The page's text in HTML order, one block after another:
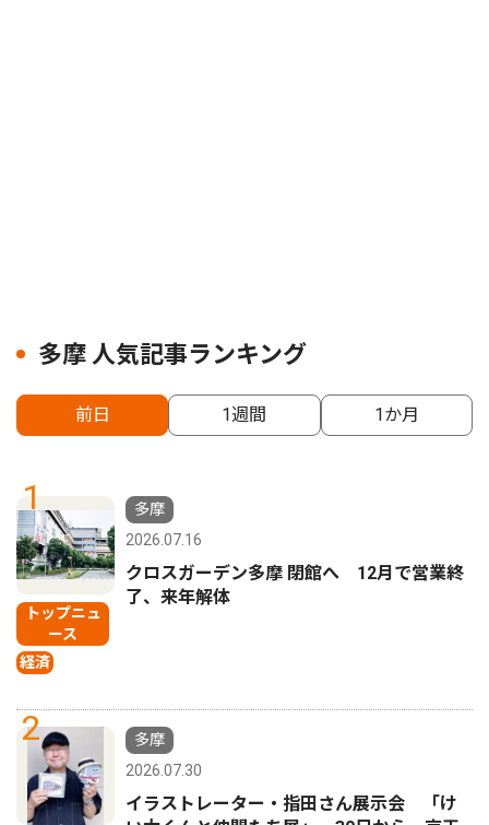
多摩 人気記事ランキング
前日 1週間 1か月
1
トップニュ
ース
経済
多摩
2026.07.16
クロスガーデン多摩 閉館へ 12月で営業終
了、来年解体
2
多摩
2026.07.30
イラストレーター・指田さん展示会 「け